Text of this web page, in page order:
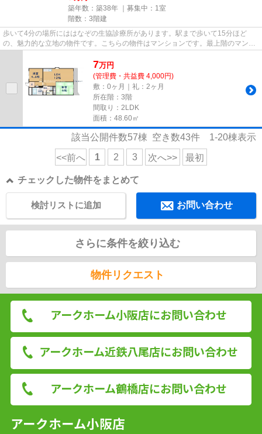
築年数：築38年 ｜募集中： 1室
階数：3階建
歩いて4分の場所にははなぞの生協診療所があります。駅まで歩いて15分ほど
の、魅力的な立地の物件です。こちらの物件はマンションです。最上階のマンシ
ョンです。物件情報を数多く取り...
7万円
(管理費・共益費 4,000円)
敷：0ヶ月｜礼：2ヶ月
所在階：3階
間取り：2LDK
面積：48.60㎡
該当公開件数57棟 空き数43件 1-20棟表示
<<前へ 1 2 3 次へ>> 最初
チェックした物件をまとめて
お問い合わせ
検討リストに追加
さらに条件を絞り込む
物件リクエスト
アークホーム小阪店にお問い合わせ
アークホーム近鉄八尾店にお問い合わせ
アークホーム鶴橋店にお問い合わせ
アークホーム小阪店